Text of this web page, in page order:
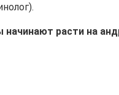
расти на